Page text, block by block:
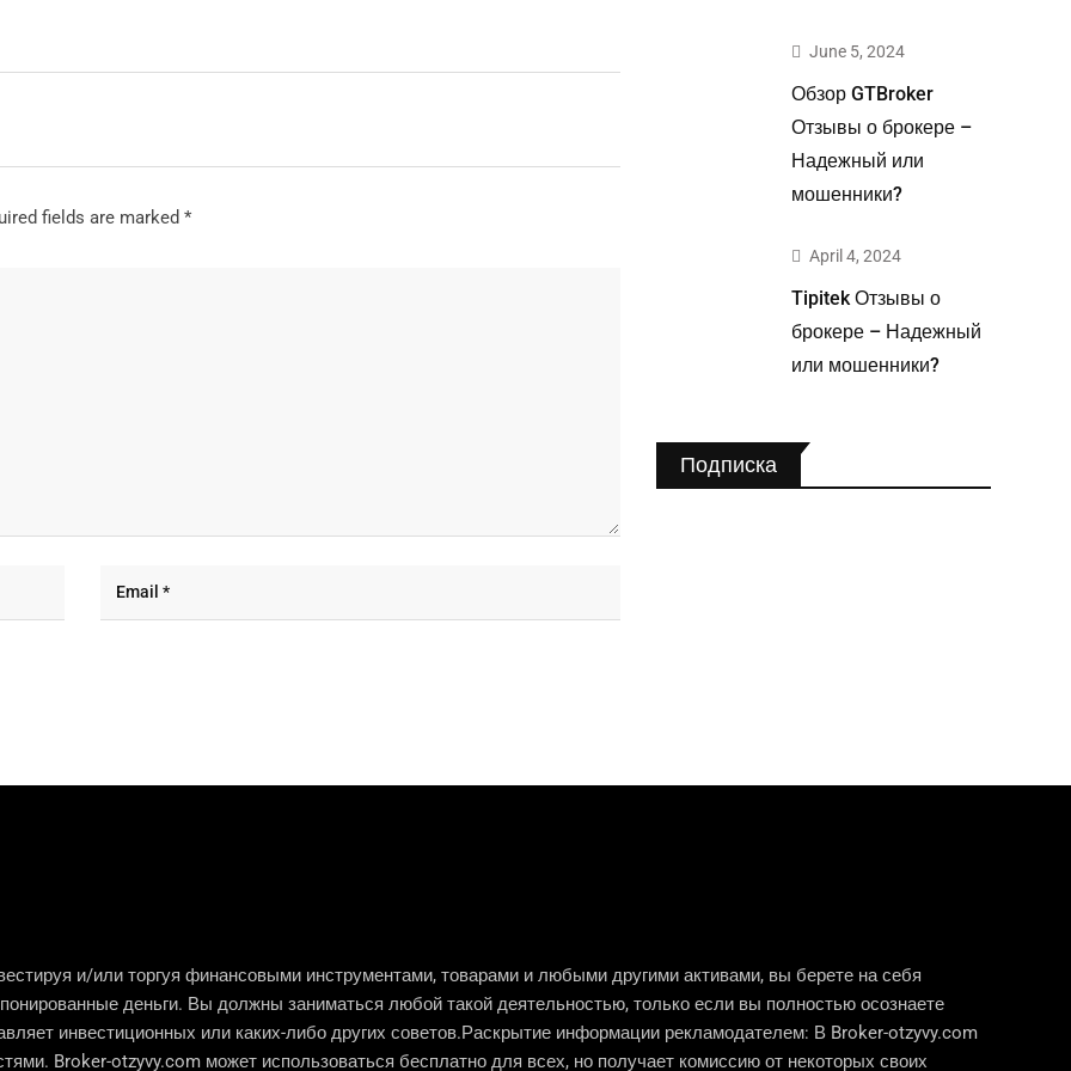
fields are marked *
June 5, 2024
Обзор GTBroker
Отзывы о брокере –
Надежный или
мошенники?
April 4, 2024
Tipitek Отзывы о
брокере – Надежный
или мошенники?
Подписка
и/или торгуя финансовыми инструментами, товарами и любыми другими активами, вы берете на себя
деньги. Вы должны заниматься любой такой деятельностью, только если вы полностью осознаете
инвестиционных или каких-либо других советов.Раскрытие информации рекламодателем: В Broker-otzyvy.com
Broker-otzyvy.com может использоваться бесплатно для всех, но получает комиссию от некоторых своих